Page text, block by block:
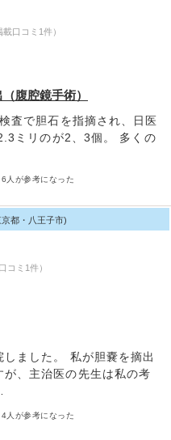
口コミ1件）
腹腔鏡手術）
査で胆石を指摘され、日医
ミリのが2、3個。 多くの
6人が参考になった
都・八王子市)
コミ1件）
ました。 私が胆嚢を摘出
、主治医の先生は私の考
4人が参考になった